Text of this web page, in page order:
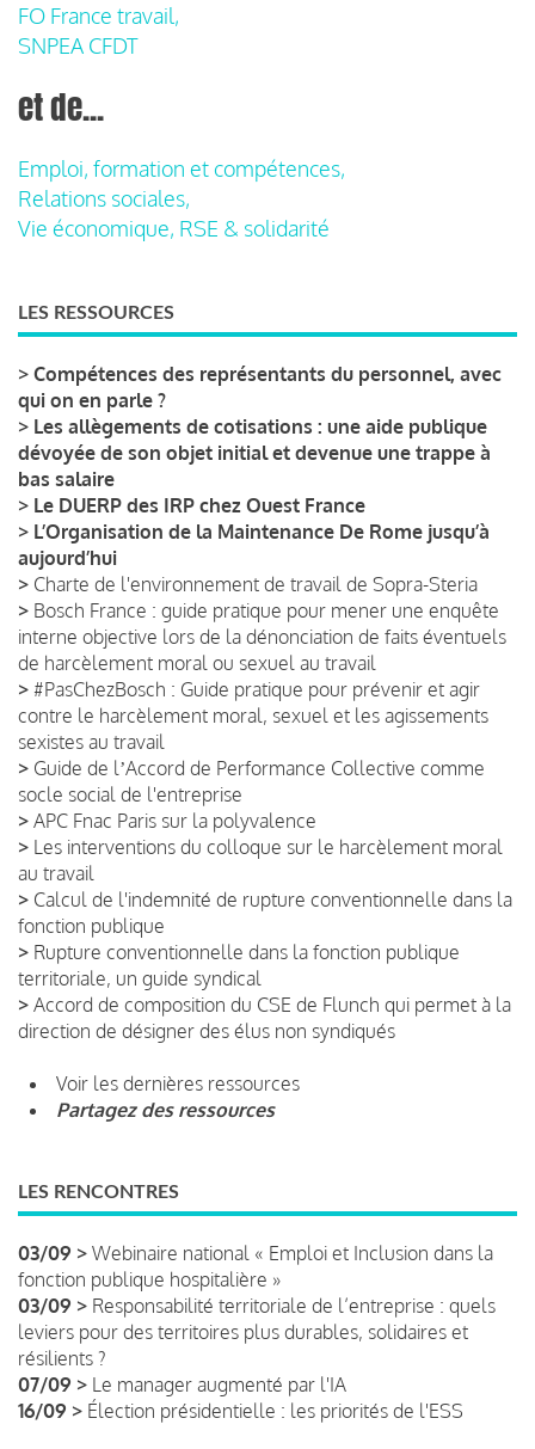
FO France travail,
SNPEA CFDT
et de...
Emploi, formation et compétences,
Relations sociales,
Vie économique, RSE & solidarité
LES RESSOURCES
> Compétences des représentants du personnel, avec
qui on en parle ?
> Les allègements de cotisations : une aide publique
dévoyée de son objet initial et devenue une trappe à
bas salaire
> Le DUERP des IRP chez Ouest France
> L’Organisation de la Maintenance De Rome jusqu’à
aujourd’hui
> Charte de l'environnement de travail de Sopra-Steria
> Bosch France : guide pratique pour mener une enquête
interne objective lors de la dénonciation de faits éventuels
de harcèlement moral ou sexuel au travail
> #PasChezBosch : Guide pratique pour prévenir et agir
contre le harcèlement moral, sexuel et les agissements
sexistes au travail
> Guide de lʼAccord de Performance Collective comme
socle social de l'entreprise
> APC Fnac Paris sur la polyvalence
> Les interventions du colloque sur le harcèlement moral
au travail
> Calcul de l'indemnité de rupture conventionnelle dans la
fonction publique
> Rupture conventionnelle dans la fonction publique
territoriale, un guide syndical
> Accord de composition du CSE de Flunch qui permet à la
direction de désigner des élus non syndiqués
Voir les dernières ressources
Partagez des ressources
LES RENCONTRES
03/09 > Webinaire national « Emploi et Inclusion dans la
fonction publique hospitalière »
03/09 > Responsabilité territoriale de l’entreprise : quels
leviers pour des territoires plus durables, solidaires et
résilients ?
07/09 > Le manager augmenté par l'IA
16/09 > Élection présidentielle : les priorités de l'ESS